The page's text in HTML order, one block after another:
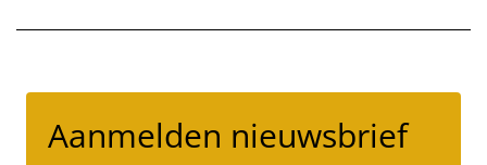
Aanmelden nieuwsbrief